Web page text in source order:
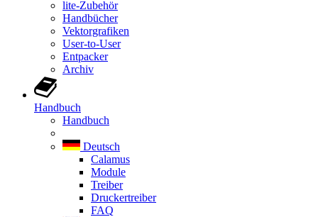
lite-Zubehör
Handbücher
Vektorgrafiken
User-to-User
Entpacker
Archiv
Handbuch
Handbuch
Deutsch
Calamus
Module
Treiber
Druckertreiber
FAQ